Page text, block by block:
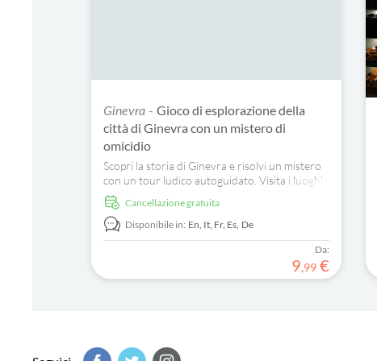
Ginevra -Gioco di esplorazione della
città di Ginevra con un mistero di
omicidio
Scopri la storia di Ginevra e risolvi un mistero
con un tour ludico autoguidato. Visita i luoghi
simbolo della città, risolvi enigmi e immergiti
nelle leggende locali.
Cancellazione gratuita
Disponibile in: En, It, Fr, Es, De
Da:
9,99 €